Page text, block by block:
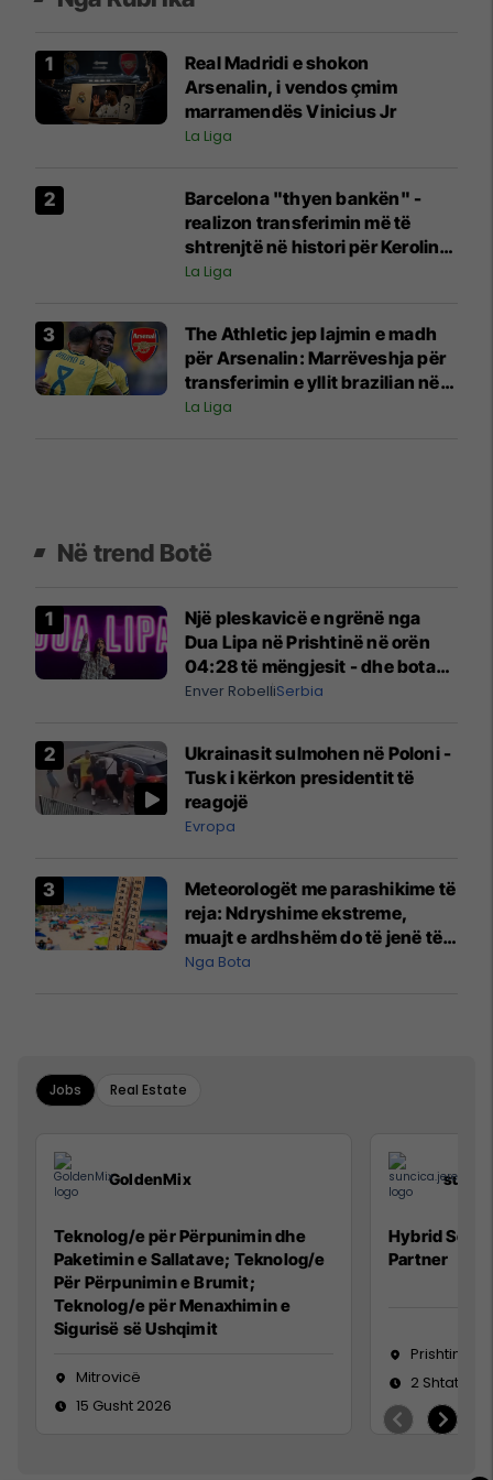
Real Madridi e shokon
Arsenalin, i vendos çmim
marramendës Vinicius Jr
La Liga
Barcelona "thyen bankën" -
realizon transferimin më të
shtrenjtë në histori për Kerolin
Nicoli
La Liga
The Athletic jep lajmin e madh
për Arsenalin: Marrëveshja për
transferimin e yllit brazilian në
fazën përfundimtare
La Liga
Në trend Botë
Një pleskavicë e ngrënë nga
Dua Lipa në Prishtinë në orën
04:28 të mëngjesit - dhe bota
digjitale serbe shpall gjendjen e
Enver RobelliSerbia
Ukrainasit sulmohen në Poloni -
Tusk i kërkon presidentit të
reagojë
Evropa
Meteorologët me parashikime të
reja: Ndryshime ekstreme,
muajt e ardhshëm do të jenë të
pazakontë
Nga Bota
Jobs Real Estate
GoldenMix
Teknolog/e për Përpunimin dhe
Paketimin e Sallatave; Teknolog/e
Për Përpunimin e Brumit;
Teknolog/e për Menaxhimin e
Sigurisë së Ushqimit
Mitrovicë
15 Gusht 2026
Hybrid
Partner
Prishtinë
2 Shtator